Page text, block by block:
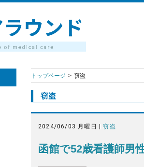
トップページ 窃盗
窃盗
2024/06/03 月曜日 |窃盗
函館で52歳看護師男